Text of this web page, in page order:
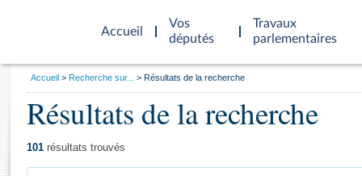
Accueil
d'accueil
Vos
députés
Travaux
parlementaires
Général
Vous
Accueil Recherche sur... Résultats de la recherche
Résultats de la recherche
101 résultats trouvés